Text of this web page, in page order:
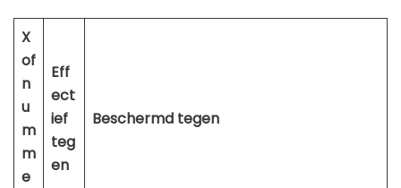
X
of
n
u
m
m
e
Eff
ect
ief
teg
en
Beschermd tegen